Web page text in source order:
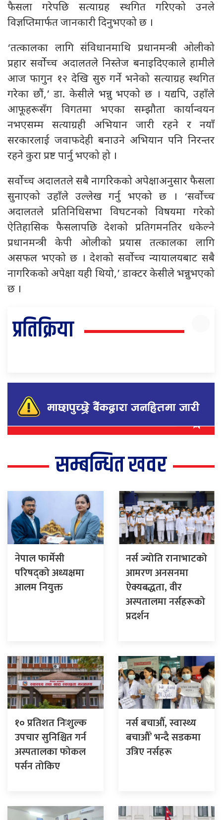
फैसला गरेपछि सत्याग्रह स्थगित गरिएको उनले
विज्ञप्तिमार्फत जानकारी दिनुभएको छ ।
‘तत्कालका लागि संविधानमाथि प्रधानमन्त्री ओलीको
प्रहार सर्वोच्च अदालतले निस्तेज बनाइदिएकाले हामीले
आज फागुन १२ देखि सुरु गर्ने भनेको सत्याग्रह स्थगित
गरेका छौं,’ डा. केसीले भन्नु भएको छ । यद्यपि, उहाँले
आफूहरूसँग विगतमा भएका सम्झौता कार्यान्वयन
नभएसम्म सत्याग्रही अभियान जारी रहने र नयाँ
सरकारलाई जवाफदेही बनाउने अभियान पनि निरन्तर
रहने कुरा प्रष्ट पार्नु भएको हो ।
सर्वोच्च अदालतले सबै नागरिकको अपेक्षाअनुसार फैसला
सुनाएको उहाँले उल्लेख गर्नु भएको छ । ‘सर्वोच्च
अदालतले प्रतिनिधिसभा विघटनको विषयमा गरेको
ऐतिहासिक फैसलापछि देशको प्रतिगमनतिर धकेल्ने
प्रधानमन्त्री केपी ओलीको प्रयास तत्कालका लागि
असफल भएको छ । देशको सर्वोच्च न्यायालयबाट सबै
नागरिकको अपेक्षा यही थियो,’ डाक्टर केसीले भन्नुभएको
छ ।
प्रतिक्रिया
सम्बन्धित खवर
नेपाल फार्मेसी
परिषद्को अध्यक्षमा
आलम नियुक्त
नर्स ज्योति रानाभाटको
आमरण अनसनमा
ऐक्यबद्धता, वीर
अस्पतालमा नर्सहरूको
प्रदर्शन
१० प्रतिशत निःशुल्क
उपचार सुनिश्चित गर्न
अस्पतालका फोकल
पर्सन तोकिए
नर्स बचाऔँ, स्वास्थ्य
बचाऔँ’ भन्दै सडकमा
उत्रिए नर्सहरू